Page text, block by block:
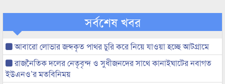
সর্বশেষ খবর
আবারো লোভার জব্দকৃত পাথর চুরি করে নিয়ে যাওয়া হচ্ছে আটগ্রামে
রাজনৈতিক দলের নেতৃবৃন্দ ও সুধীজনদের সাথে কানাইঘাটের নবাগত
ইউএনও’র মতবিনিময়